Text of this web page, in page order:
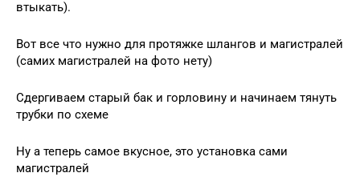
втыкать).
Вот все что нужно для протяжке шлангов и магистралей
(самих магистралей на фото нету)
Сдергиваем старый бак и горловину и начинаем тянуть
трубки по схеме
Ну а теперь самое вкусное, это установка сами
магистралей